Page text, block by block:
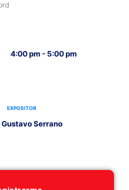
4:00 pm - 5:00 pm
EXPOSITOR
Gustavo Serrano